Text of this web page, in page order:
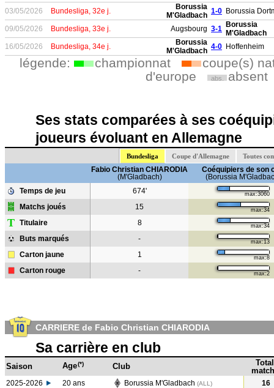
03/05/2026 Bundesliga, 32e j.
Borussia
M'Gladbach 1-0 Borussia
09/05/2026 Bundesliga, 33e j. Augsbourg 3-1 Borussia
M'Gladbach
16/05/2026
Bundesliga, 34e j.
Borussia
M'Gladbach 4-0 Hoffenheim
légende: championnat
coupe(s)
d'europe
abs. absent
Ses stats comparées à ses
joueurs évoluant en Allemagne
Bundesliga Coupe d'Allemagne Toutes
Fabio Christian CHIARODIA
(M'Gladbach)
Coéquipiers de son
(Borussia
Temps de jeu
674' max:3060
Matchs joués 15 max:34
T Titulaire 8 max:34
Buts marqués - max:13
Carton jaune 1 max:8
Carton rouge - max:2
CARRIERE de Fabio Christian CHIARODIA
Sa carrière en club
Saison Age(*) Club
Total
2025-2026 20 ans Borussia M'Gladbach (ALL)
16